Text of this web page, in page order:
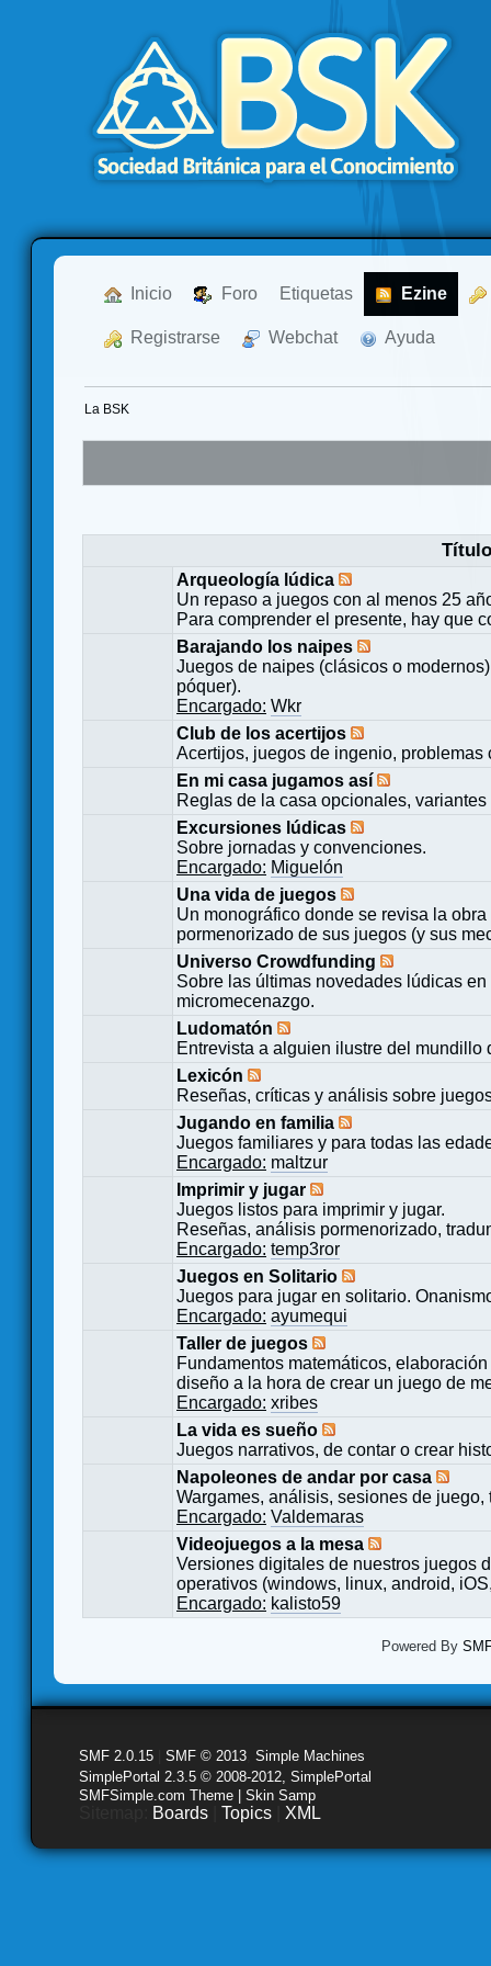
Inicio Foro Etiquetas Ezine
Registrarse Webchat Ayuda
La BSK
Título
Arqueología lúdica
Un repaso a juegos con al menos 25
Para comprender el presente, hay que
Barajando los naipes
Juegos de naipes (clásicos o
póquer).
Encargado: Wkr
Club de los acertijos
Acertijos, juegos de ingenio,
En mi casa jugamos así
Reglas de la casa opcionales,
Excursiones lúdicas
Sobre jornadas y convenciones.
Encargado: Miguelón
Una vida de juegos
Un monográfico donde se revisa la
pormenorizado de sus juegos (y sus
Universo Crowdfunding
Sobre las últimas novedades lúdicas
micromecenazgo.
Ludomatón
Entrevista a alguien ilustre del mundillo
Lexicón
Reseñas, críticas y análisis sobre
Jugando en familia
Juegos familiares y para todas las
Encargado: maltzur
Imprimir y jugar
Juegos listos para imprimir y jugar.
Reseñas, análisis pormenorizado,
Encargado: temp3ror
Juegos en Solitario
Juegos para jugar en solitario.
Encargado: ayumequi
Taller de juegos
Fundamentos matemáticos,
diseño a la hora de crear un juego de
Encargado: xribes
La vida es sueño
Juegos narrativos, de contar o crear
Napoleones de andar por casa
Wargames, análisis, sesiones de
Encargado: Valdemaras
Videojuegos a la mesa
Versiones digitales de nuestros juegos
operativos (windows, linux, android,
Encargado: kalisto59
Powered By
SMF 2.0.15 SMF © 2013 Simple Machines
SimplePortal 2.3.5 © 2008-2012, SimplePortal
SMFSimple.com Theme | Skin Samp
Boards Topics XML